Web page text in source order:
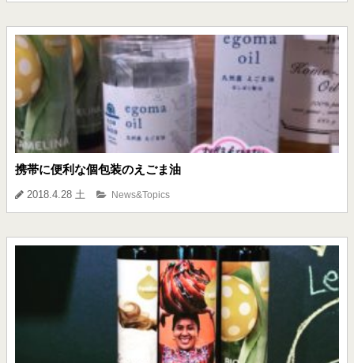
携帯に便利な個包装のえごま油
2018.4.28 土 News&Topics